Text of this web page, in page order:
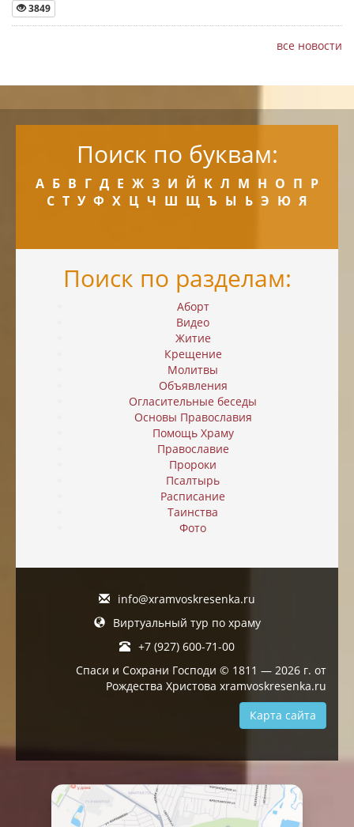
3849
все новости
Поиск по буквам:
А Б В Г Д Е Ж З И Й К Л М Н О П Р
С Т У Ф Х Ц Ч Ш Щ Ъ Ы Ь Э Ю Я
Поиск по разделам:
Аборт
Видео
Житие
Крещение
Молитвы
Объявления
Огласительные беседы
Основы Православия
Помощь Храму
Православие
Пророки
Псалтырь
Расписание
Таинства
Фото
info@xramvoskresenka.ru
Виртуальный тур по храму
+7 (927) 600-71-00
Спаси и Сохрани Господи © 1811 — 2026 г. от
Рождества Христова xramvoskresenka.ru
Карта сайта